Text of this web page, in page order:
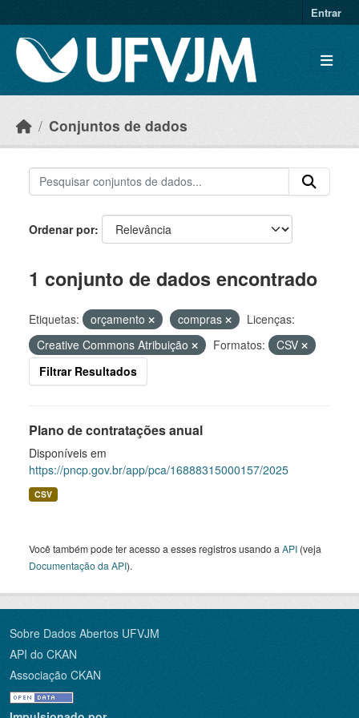
Entrar
Conjuntos de dados
Ordenar por
1 conjunto de dados encontrado
Etiquetas: orçamento compras
Licenças:
Creative Commons Atribuição
Formatos:
CSV
Filtrar Resultados
Plano de contratações anual
Disponíveis em
https://pncp.gov.br/app/pca/16888315000157/2025
CSV
Você também pode ter acesso a esses registros usando a API (veja
Documentação da API).
Sobre Dados Abertos UFVJM
API do CKAN
Associação CKAN